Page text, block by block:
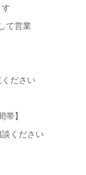
て営業
ださい
帯】
ください